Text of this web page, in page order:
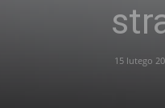
15 lutego